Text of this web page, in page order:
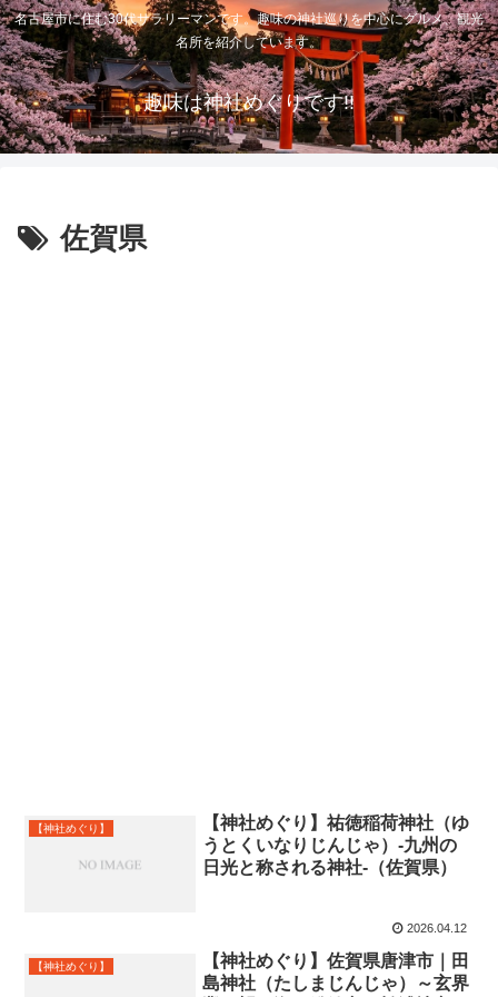
名古屋市に住む30代サラリーマンです。趣味の神社巡りを中心にグルメ、観光
名所を紹介しています。
趣味は神社めぐりです!!
佐賀県
【神社めぐり】
【神社めぐり】祐徳稲荷神社（ゆ
うとくいなりじんじゃ）-九州の
日光と称される神社-（佐賀県）
2026.04.12
【神社めぐり】
【神社めぐり】佐賀県唐津市｜田
島神社（たしまじんじゃ）～玄界